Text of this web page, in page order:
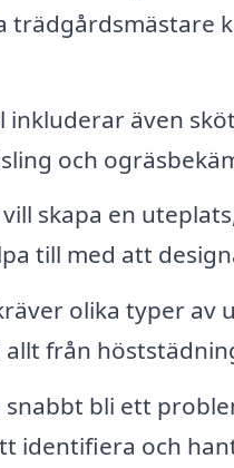
trädgårdsmästare
inkluderar även
och
skapa en
till med att
olika typer av
från
snabbt bli ett
identifiera och